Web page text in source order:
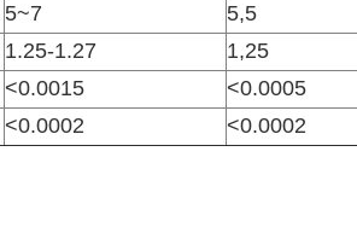
5~7
5,5
1.25-1.27
1,25
<0.0015
<0.0005
<0.0002 <0.0002